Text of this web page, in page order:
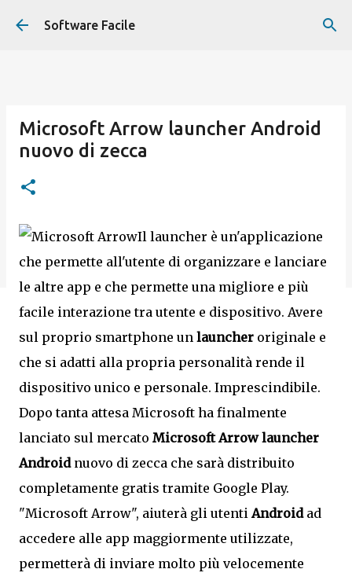
Passa ai contenuti principali
Software Facile
Microsoft Arrow launcher Android
nuovo di zecca
Il launcher è un'applicazione
che permette all'utente di organizzare e lanciare
le altre app e che permette una migliore e più
facile interazione tra utente e dispositivo. Avere
sul proprio smartphone un launcher originale e
che si adatti alla propria personalità rende il
dispositivo unico e personale. Imprescindibile.
Dopo tanta attesa Microsoft ha finalmente
lanciato sul mercato Microsoft Arrow launcher
Androidnuovo di zecca che sarà distribuito
completamente gratis tramite Google Play.
"Microsoft Arrow", aiuterà gli utentiAndroidad
accedere alle app maggiormente utilizzate,
permetterà di inviare molto più velocemente